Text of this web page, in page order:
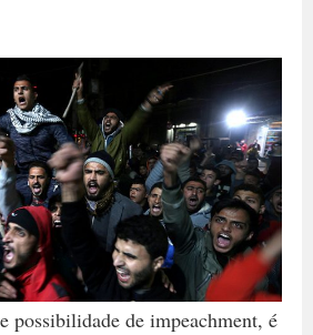
possibilidade de impeachment, é